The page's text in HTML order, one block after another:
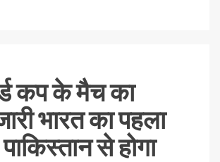
कप के मैच का
भारत का पहला
से होगा